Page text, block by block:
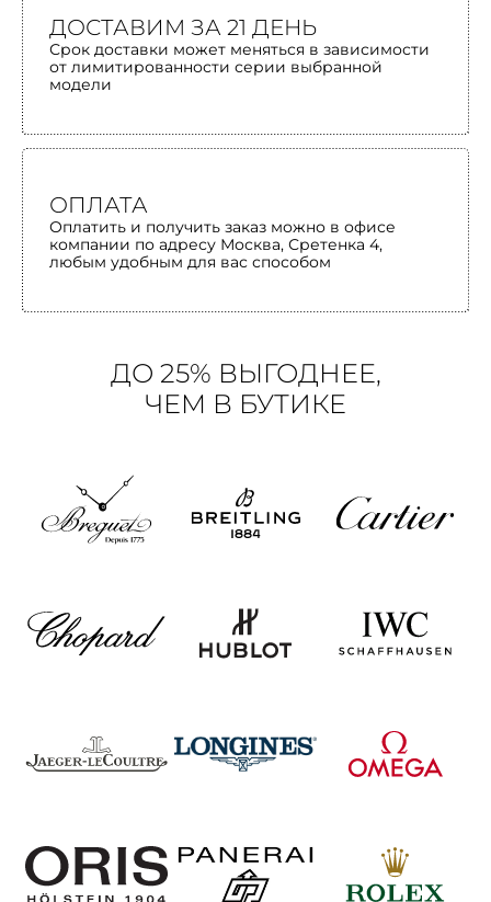
ДОСТАВИМ ЗА 21 ДЕНЬ
Срок доставки может меняться в зависимости
от лимитированности серии выбранной
модели
ОПЛАТА
Оплатить и получить заказ можно в офисе
компании по адресу Москва, Сретенка 4,
любым удобным для вас способом
ДО 25% ВЫГОДНЕЕ,
ЧЕМ В БУТИКЕ